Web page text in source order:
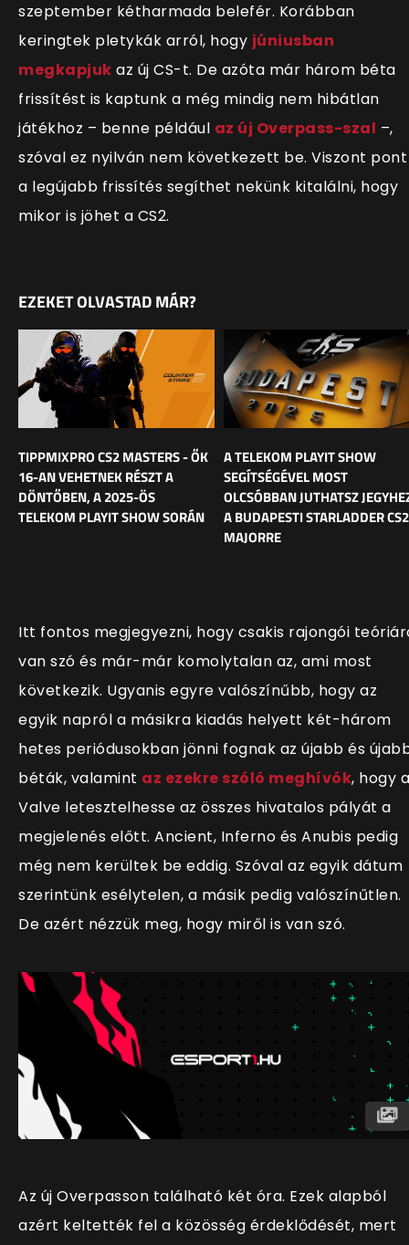
szeptember kétharmada belefér. Korábban
keringtek pletykák arról, hogy júniusban
megkapjuk az új CS-t. De azóta már három béta
frissítést is kaptunk a még mindig nem hibátlan
játékhoz – benne például az új Overpass-szal –,
szóval ez nyilván nem következett be. Viszont pont
a legújabb frissítés segíthet nekünk kitalálni, hogy
mikor is jöhet a CS2.
EZEKET OLVASTAD MÁR?
TIPPMIXPRO CS2 MASTERS - ŐK
16-AN VEHETNEK RÉSZT A
DÖNTŐBEN, A 2025-ÖS
TELEKOM PLAYIT SHOW SORÁN
A TELEKOM PLAYIT SHOW
SEGÍTSÉGÉVEL MOST
OLCSÓBBAN JUTHATSZ
A BUDAPESTI STARLADDER CS2
MAJORRE
Itt fontos megjegyezni, hogy csakis rajongói
van szó és már-már komolytalan az, ami most
következik. Ugyanis egyre valószínűbb, hogy az
egyik napról a másikra kiadás helyett két-három
hetes periódusokban jönni fognak az újabb és
béták, valamint az ezekre szóló meghívók, hogy a
Valve letesztelhesse az összes hivatalos pályát a
megjelenés előtt. Ancient, Inferno és Anubis pedig
még nem kerültek be eddig. Szóval az egyik dátum
szerintünk esélytelen, a másik pedig valószínűtlen.
De azért nézzük meg, hogy miről is van szó.
Az új Overpasson található két óra. Ezek alapból
azért keltették fel a közösség érdeklődését, mert